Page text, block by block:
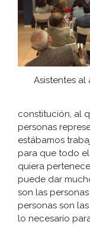
Asistentes
constitución, al
personas
estábamos
para que todo
quiera
puede dar
son las
personas son
lo necesario